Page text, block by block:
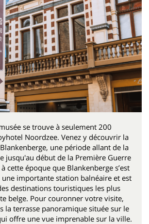
se trouve à seulement 200
Noordzee. Venez y découvrir la
une période allant de la
jusqu'au début de la Première Guerre
cette époque que Blankenberge s’est
importante station balnéaire et est
destinations touristiques les plus
belge. Pour couronner votre visite,
la terrasse panoramique située sur le
offre une vue imprenable sur la ville.